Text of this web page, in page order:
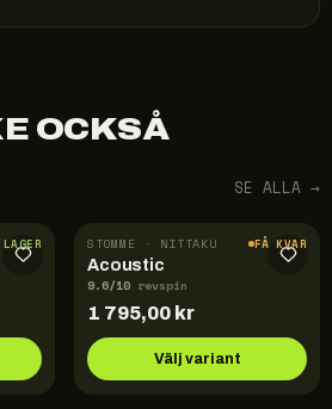
OCKSÅ
SE ALLA →
STOMME · NITTAKU FÅ KVAR
Acoustic
9.6/10 revspin
1 795,00 kr
Välj variant